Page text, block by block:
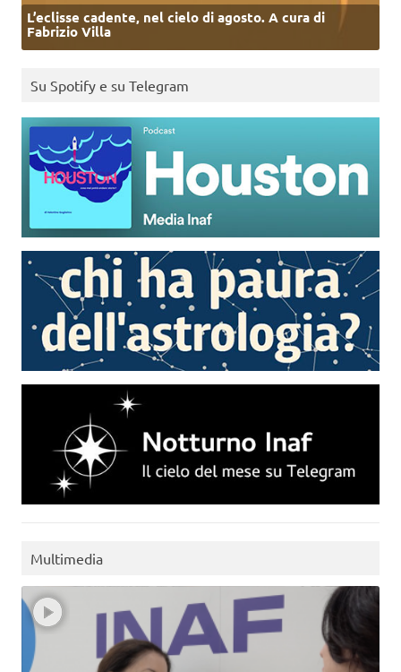
L’eclisse cadente, nel cielo di agosto. A cura di
Fabrizio Villa
Su Spotify e su Telegram
Multimedia